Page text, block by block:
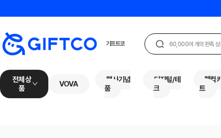
전체 상
품
VOVA
행사기념
품
디지털/테
크
웰컴
트